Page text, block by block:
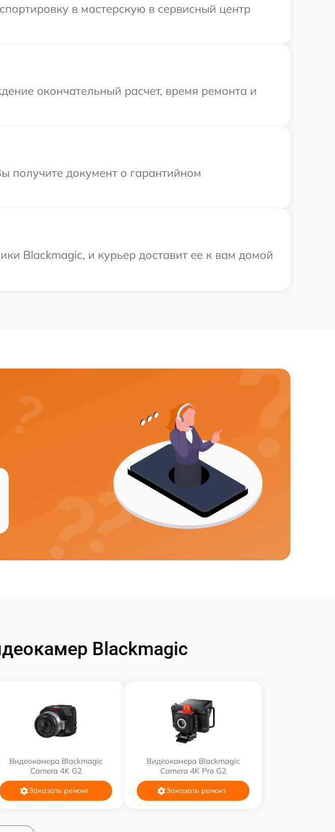
в мастерскую в сервисный центр
окончательный расчет, время ремонта и
получите документ о гарантийном
Blackmagic, и курьер доставит ее к вам домой
Blackmagic
Видеокамера Blackmagic
Camera 4K G2
Заказать ремонт
Видеокамера Blackmagic
Camera 4K Pro G2
Заказать ремонт